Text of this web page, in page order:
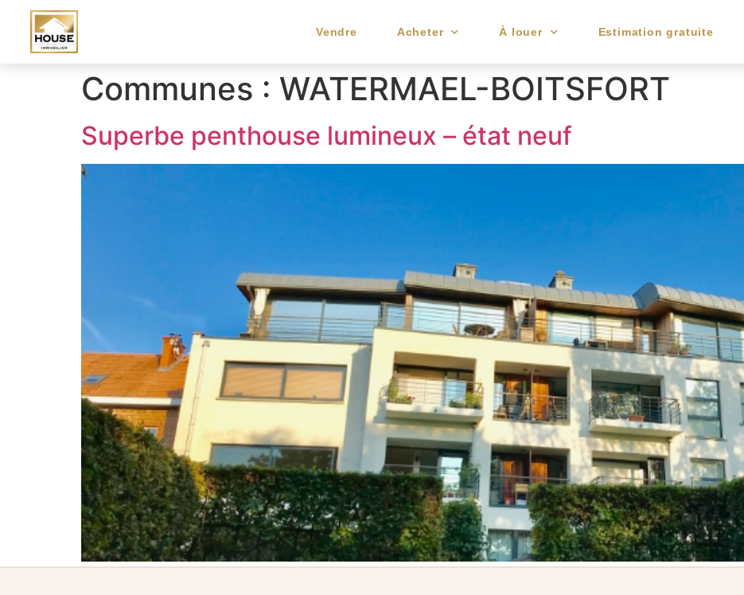
Vendre Acheter À louer Estimation gratuite
Communes : WATERMAEL-BOITSFORT
Superbe penthouse lumineux – état neuf